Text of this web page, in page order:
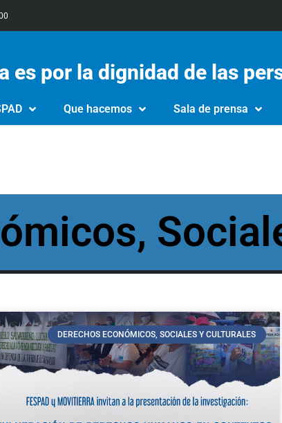
es por la dignidad de las
Que hacemos Sala de prensa
DERECHOS ECONÓMICOS, SOCIALES Y CULTURALES